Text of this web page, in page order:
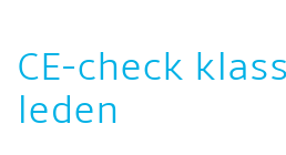
CE-check
leden